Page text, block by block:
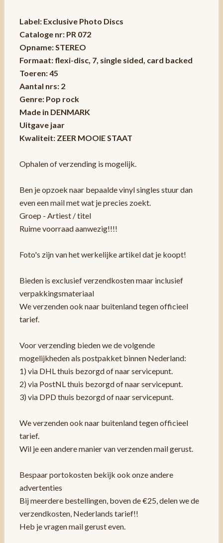
Label: Exclusive Photo Discs
Cataloge nr: PR 072
Opname: STEREO
Formaat: flexi-disc, 7, single sided, card backed
Toeren: 45
Aantal nrs: 2
Genre: Pop rock
Made in DENMARK
Uitgave jaar
Kwaliteit: ZEER MOOIE STAAT
Ophalen of verzending is mogelijk.
Ben je opzoek naar bepaalde vinyl singles stuur dan
even een mail met wat je precies zoekt.
Groep - Artiest / titel
Ruime voorraad aanwezig!!!!
Foto's zijn van het werkelijke artikel dat je koopt!
Bieden is exclusief verzendkosten maar inclusief
verpakkingsmateriaal
We verzenden ook naar buitenland tegen officieel
tarief.
Voor verzending bieden we de volgende
mogelijkheden als postpakket binnen Nederland:
1) via DHL thuis bezorgd of naar servicepunt.
2) via PostNL thuis bezorgd of naar servicepunt.
3) via DPD thuis bezorgd of naar servicepunt.
We verzenden ook naar buitenland tegen officieel
tarief.
Wil je een andere manier van verzenden mail gerust.
Bespaar portokosten bekijk ook onze andere
advertenties
Bij meerdere bestellingen, boven de €25, delen we de
verzendkosten, Nederlands tarief!!
Heb je vragen mail gerust even.